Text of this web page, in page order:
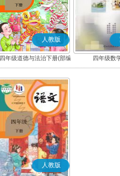
人教版
四年级道德与法治下册(部编
版)
四年级数
人教版